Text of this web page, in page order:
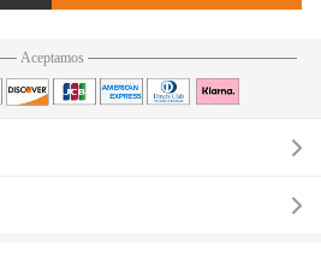
Aceptamos